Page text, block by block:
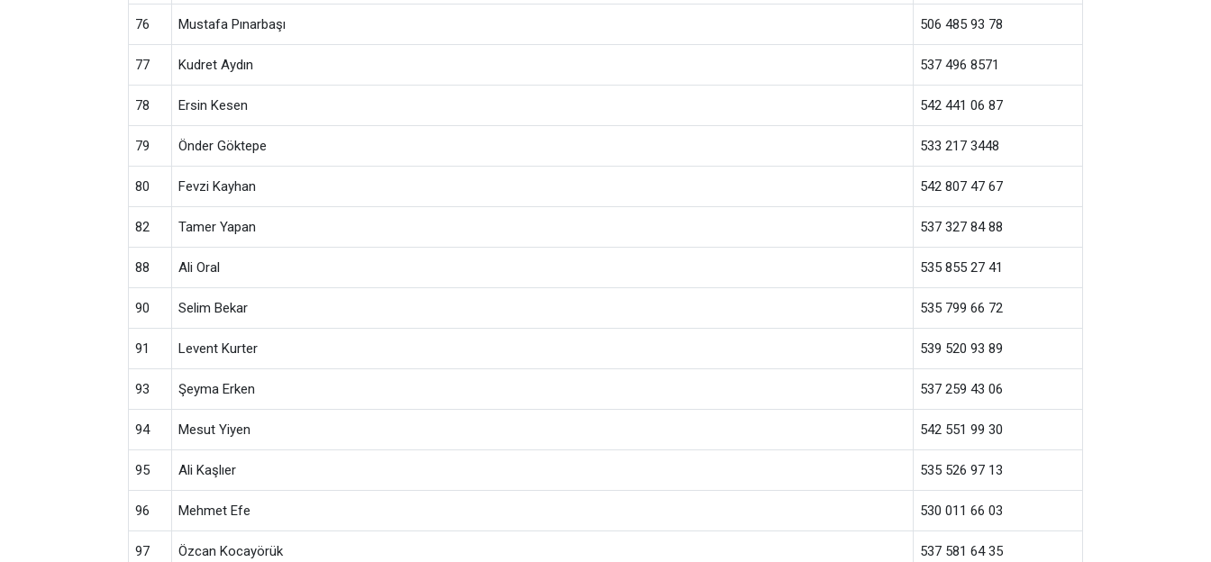
76 Mustafa Pınarbaşı 506 485 93 78
77 Kudret Aydın 537 496 8571
78 Ersin Kesen 542 441 06 87
79 Önder Göktepe 533 217 3448
80 Fevzi Kayhan 542 807 47 67
82 Tamer Yapan 537 327 84 88
88 Ali Oral 535 855 27 41
90 Selim Bekar 535 799 66 72
91 Levent Kurter 539 520 93 89
93 Şeyma Erken 537 259 43 06
94 Mesut Yiyen 542 551 99 30
95 Ali Kaşlıer 535 526 97 13
96 Mehmet Efe 530 011 66 03
97 Özcan Kocayörük 537 581 64 35